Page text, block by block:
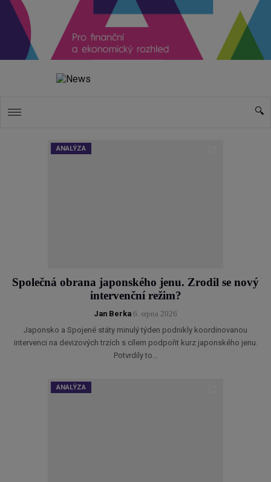
ANALÝZA
Společná obrana japonského jenu. Zrodil se nový
intervenční režim?
Jan Berka 6. srpna 2026
Japonsko a Spojené státy minulý týden podnikly koordinovanou
intervenci na devizových trzích s cílem podpořit kurz japonského jenu.
Potvrdily to…
ANALÝZA